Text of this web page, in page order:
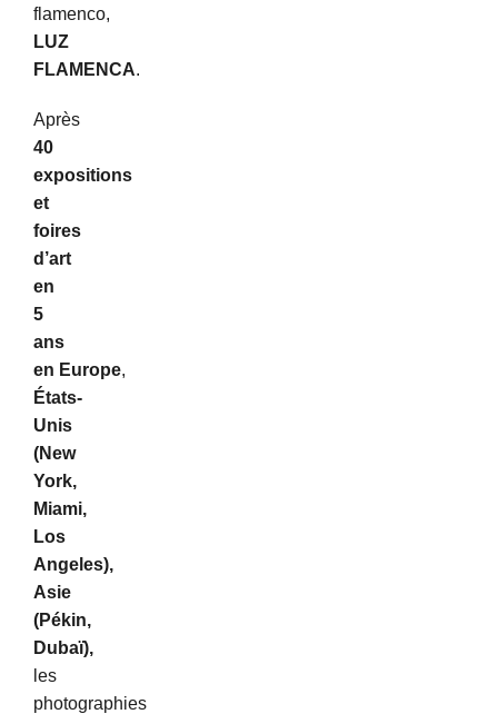
flamenco,
LUZ
FLAMENCA.
Après
40
expositions
et
foires
d’art
en
5
ans
en Europe,
États-
Unis
(New
York,
Miami,
Los
Angeles),
Asie
(Pékin,
Dubaï),
les
photographies